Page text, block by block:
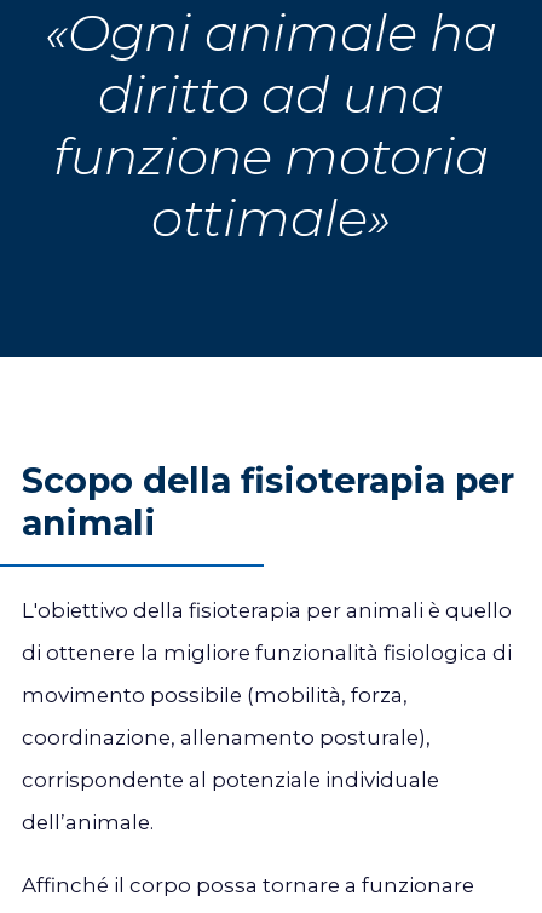
«Ogni animale ha
diritto ad una
funzione motoria
ottimale»
Scopo della fisioterapia per
animali
L'obiettivo della fisioterapia per animali è quello
di ottenere la migliore funzionalità fisiologica di
movimento possibile (mobilità, forza,
coordinazione, allenamento posturale),
corrispondente al potenziale individuale
dell’animale.
Affinché il corpo possa tornare a funzionare